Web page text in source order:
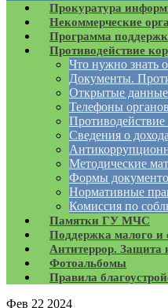
Прокуратура
Некоммерческие
Программа
Противодействие
Что нужно знать
Документы.
Открытые данные
Телефоны
Противодействие
Сведения о
Методические
Формы
Нормативные
Комиссия по
Памятки ГУ МЧС
Поддержка малого и
Антитеррор. Защита
Фотоальбомы
Правила
Фев 22 2024